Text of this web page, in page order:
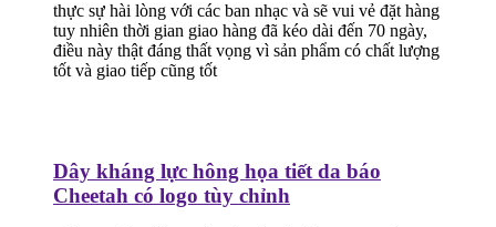
thực sự hài lòng với các ban nhạc và sẽ vui vẻ đặt hàng
tuy nhiên thời gian giao hàng đã kéo dài đến 70 ngày,
điều này thật đáng thất vọng vì sản phẩm có chất lượng
tốt và giao tiếp cũng tốt
Dây kháng lực hông họa tiết da báo
Cheetah có logo tùy chỉnh